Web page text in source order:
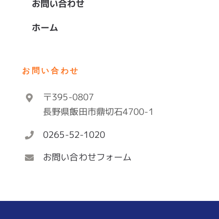
お問い合わせ
ホーム
お問い合わせ
〒395-0807
長野県飯田市鼎切石4700-1
0265-52-1020
お問い合わせフォーム